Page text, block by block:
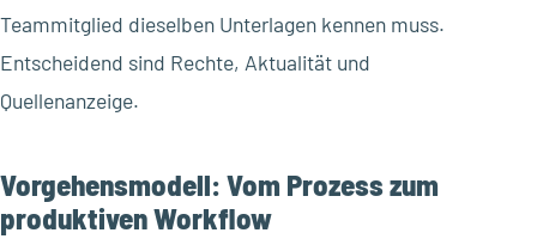
Teammitglied dieselben Unterlagen kennen muss.
Entscheidend sind Rechte, Aktualität und
Quellenanzeige.
Vorgehensmodell: Vom Prozess zum
produktiven Workflow